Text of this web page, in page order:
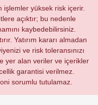
işlemler yüksek risk içerir.
açıktır; bu nedenle
kaybedebilirsiniz.
Yatırım kararı almadan
ve risk toleransınızı
yer alan veriler ve içerikler
garantisi verilmez.
sorumlu tutulamaz.